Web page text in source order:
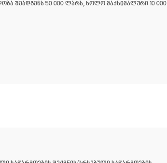
შეადგენს 50 000 ლარს, ხოლო მაქსიმალური 10 000